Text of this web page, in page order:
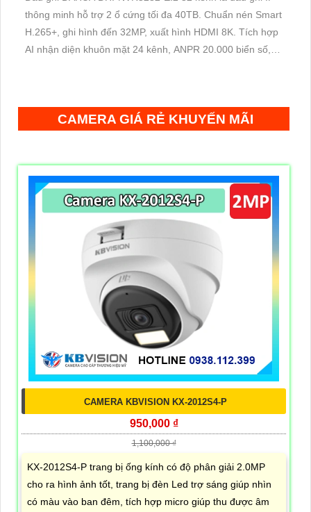
thông minh hỗ trợ 2 ổ cứng tối đa 40TB. Chuẩn nén Smart
H.265+, ghi hình đến 32MP, xuất hình HDMI 8K. Tích hợp
AI nhận diện khuôn mặt 24 kênh, ANPR 20.000 biển số,
CAMERA GIÁ RẺ KHUYẾN MÃI
CAMERA KBVISION KX-2012S4-P
950,000 ₫
1,100,000 ₫
KX-2012S4-P trang bị ống kính có độ phân giải 2.0MP
cho ra hình ảnh tốt, trang bị đèn Led trợ sáng giúp nhìn
có màu vào ban đêm, tích hợp micro giúp thu được âm